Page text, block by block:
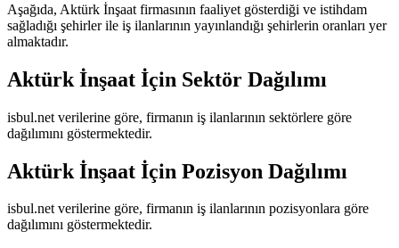
Aşağıda, Aktürk İnşaat firmasının faaliyet gösterdiği ve istihdam
sağladığı şehirler ile iş ilanlarının yayınlandığı şehirlerin oranları yer
almaktadır.
Aktürk İnşaat İçin Sektör Dağılımı
isbul.net verilerine göre, firmanın iş ilanlarının sektörlere göre
dağılımını göstermektedir.
Aktürk İnşaat İçin Pozisyon Dağılımı
isbul.net verilerine göre, firmanın iş ilanlarının pozisyonlara göre
dağılımını göstermektedir.